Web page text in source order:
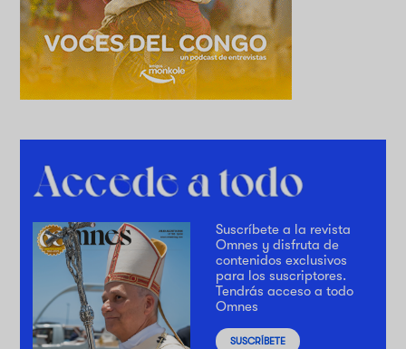
Suscríbete a la revista
Omnes y disfruta de
contenidos exclusivos
para los suscriptores.
Tendrás acceso a todo
Omnes
SUSCRÍBETE